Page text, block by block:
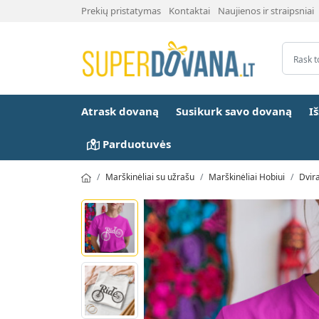
Prekių pristatymas Kontaktai Naujienos ir straipsniai
Atrask dovaną Susikurk savo dovaną
Parduotuvės
Marškinėliai su užrašu Marškinėliai Hobiui